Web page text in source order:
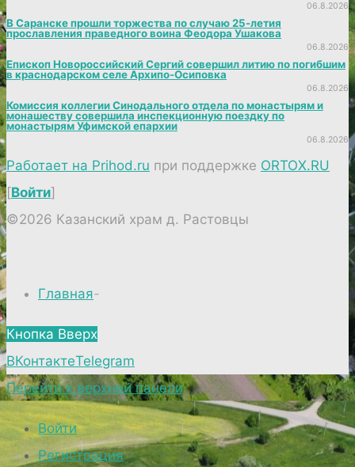
06.8.2026
В Саранске прошли торжества по случаю 25-летия
прославления праведного воина Феодора Ушакова
06.8.2026
Епископ Новороссийский Сергий совершил литию по погибшим
в краснодарском селе Архипо-Осиповка
06.8.2026
Комиссия коллегии Синодального отдела по монастырям и
монашеству совершила инспекционную поездку по
монастырям Уфимской епархии
06.8.2026
Работает на Prihod.ru при поддержке ORTOX.RU
[Войти]
©2026 Казанский храм д. Растовцы
Главная-
Кнопка Вверх
ВКонтактеTelegram
Перейти к верхней панели
Войти
Регистрация